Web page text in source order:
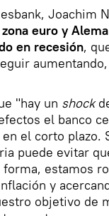
Joachim
zona euro y
en recesión,
"hay un shock
el banco
el corto plazo.
puede evitar
estamos
y
objetivo de